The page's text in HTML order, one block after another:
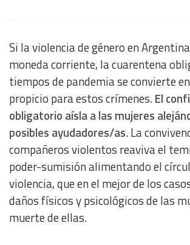
Si la violencia de género en
moneda corriente, la cuarentena
tiempos de pandemia se convierte
propicio para estos crímenes.El
obligatorio aísla a las mujeres
posibles ayudadores/as. La
compañeros violentos reaviva el
poder-sumisión alimentando el
violencia, que en el mejor de los
daños físicos y psicológicos de las
muerte de ellas.